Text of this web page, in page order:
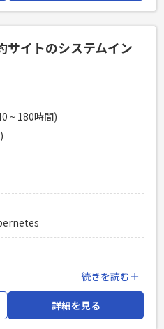
要件定義・サービス改善提案
までを一貫して担当いただ
、気軽にチャット・ビデオ通
がらチーム開発をしていき
渋谷オフィスへの通勤を一部
谷オフィスに通勤可能な方を
す。
経験が5年以上ある ・チーム
アプリケーションのパフォーマ
た開発の経験がある ・企画
経験 ・ソフトウェアアーキ
できる ・要件定義からテスト
複雑な業務やシステムを深く
・エンジニア内外と円滑にコ
イティブレベル以上の日本語
開発経験4年以上
サイトのシステムイン
~ 180時間)
きいため、サービスの信頼性
SRE）全般をお願いできたら
続きを読む＋
詳細を見る